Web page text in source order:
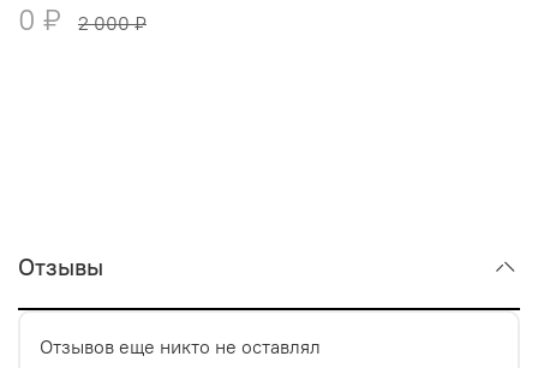
0 ₽ 2 000 ₽
Отзывы
Отзывов еще никто не оставлял